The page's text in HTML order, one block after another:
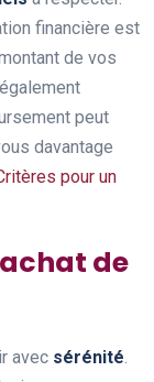
financière est
de vos
peut
davantage
pour un
de
avec sérénité.